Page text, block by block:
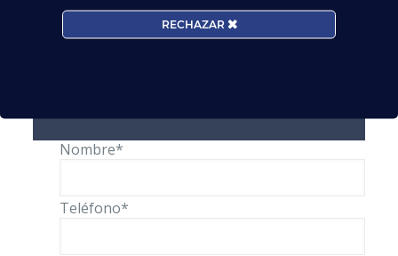
Nombre*
Teléfono*
RECHAZAR